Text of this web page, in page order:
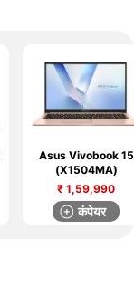
Asus Vivobook 15
(X1504MA)
₹ 1,59,990
कंपेयर